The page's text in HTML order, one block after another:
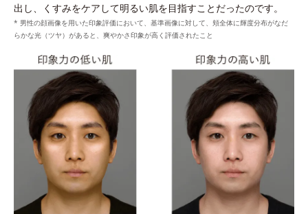
整える
うるおいキャッチ膜
を形成し、ローションのうるお
いキャッチ体勢を整える。
ウォッシュのうるおいキャッチ膜がローションのうる
おいをキャッチし浸透
*1 シクロヘキサンジカルポン酸ビスエトキシジグリコール
*2 角層まで
プラスに帯電したローションの膜に、クリームに配合
されたマイナスに帯電したダブルプロテクトパウダー
が引き寄せ合ってなじむ。
*タルク、ステアロイルグルタミン酸2Na、水酸化AI＝皮脂を吸着しうるお
いを保つ成分
出し、くすみをケアして明るい肌を目指すことだったのです。
* 男性の顔画像を用いた印象評価において、基準画像に対して、頬全体に輝度分布がなだ
らかな光（ツヤ）があると、爽やかさ印象が高く評価されたこと